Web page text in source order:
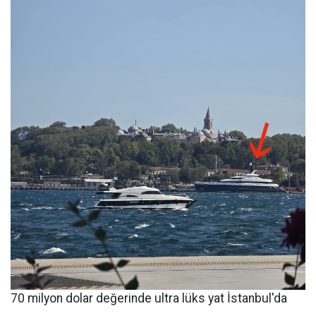
70 milyon dolar değerinde ultra lüks yat İstanbul'da